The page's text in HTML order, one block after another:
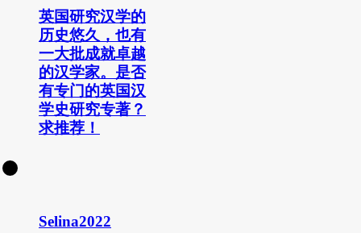
英国研究汉学的
历史悠久，也有
一大批成就卓越
的汉学家。是否
有专门的英国汉
学史研究专著？
求推荐！
Selina2022